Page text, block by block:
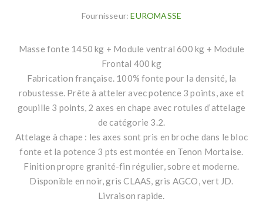
Fournisseur: EUROMASSE
Masse fonte 1450 kg + Module ventral 600 kg + Module
Frontal 400 kg
Fabrication française. 100% fonte pour la densité, la
robustesse. Prête à atteler avec potence 3 points, axe et
goupille 3 points, 2 axes en chape avec rotules d’attelage
de catégorie 3.2.
Attelage à chape : les axes sont pris en broche dans le bloc
fonte et la potence 3 pts est montée en Tenon Mortaise.
Finition propre granité-fin régulier, sobre et moderne.
Disponible en noir, gris CLAAS, gris AGCO, vert JD.
Livraison rapide.